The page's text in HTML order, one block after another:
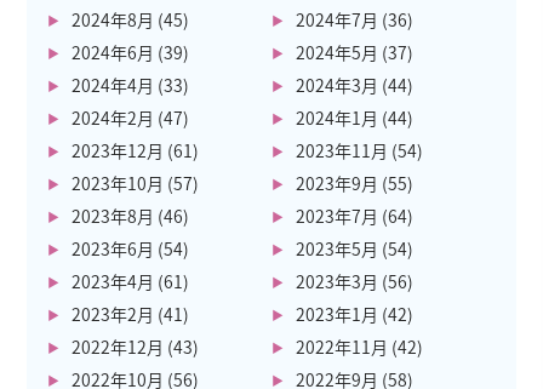
2024年8月 (45) 2024年7月 (36)
2024年6月 (39) 2024年5月 (37)
2024年4月 (33) 2024年3月 (44)
2024年2月 (47) 2024年1月 (44)
2023年12月 (61) 2023年11月 (54)
2023年10月 (57) 2023年9月 (55)
2023年8月 (46) 2023年7月 (64)
2023年6月 (54) 2023年5月 (54)
2023年4月 (61) 2023年3月 (56)
2023年2月 (41) 2023年1月 (42)
2022年12月 (43) 2022年11月 (42)
2022年10月 (56) 2022年9月 (58)